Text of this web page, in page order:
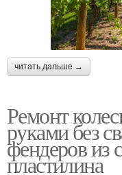
читать дальше →
Ремонт
руками без
фендеров из
пластилина